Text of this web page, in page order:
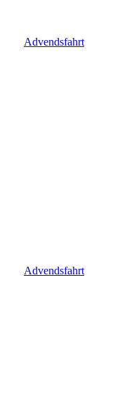
Advendsfahrt
Advendsfahrt